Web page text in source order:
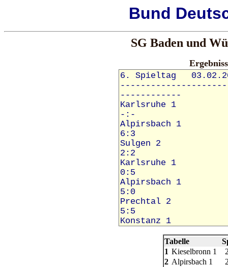
Bund
SG Baden und
Tabelle
1 Kieselbronn 1
2 Alpirsbach 1